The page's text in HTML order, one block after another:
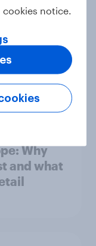
Why
and what
cookies notice.